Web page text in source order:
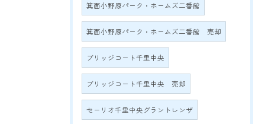
箕面小野原パーク・ホームズ二番館
箕面小野原パーク・ホームズ二番館 売却
ブリッジコート千里中央
ブリッジコート千里中央 売却
セーリオ千里中央グラントレンザ